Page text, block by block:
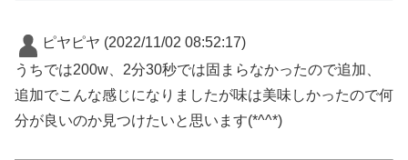
ピヤピヤ (2022/11/02 08:52:17)
うちでは200w、2分30秒では固まらなかったので追加、
追加でこんな感じになりましたが味は美味しかったので何
分が良いのか見つけたいと思います(*^^*)